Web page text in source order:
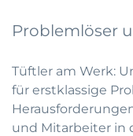
Problemlöser
Tüftler am Werk:
für erstklassige
und Mitarbeiter in